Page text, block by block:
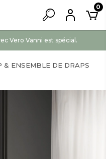
Vero Vanni est spécial.
0
& ENSEMBLE DE DRAPS